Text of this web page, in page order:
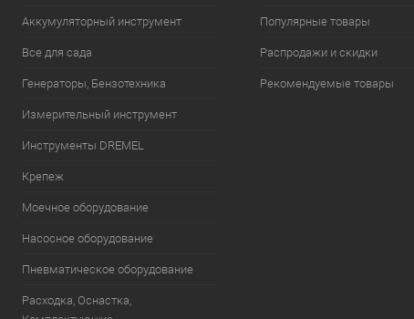
Аккумуляторный инструмент
Все для сада
Генераторы, Бензотехника
Измерительный инструмент
Инструменты DREMEL
Крепеж
Моечное оборудование
Насосное оборудование
Пневматическое оборудование
Расходка, Оснастка,
Популярные товары
Распродажи и скидки
Рекомендуемые товары